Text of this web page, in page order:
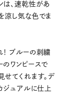
は、速乾性があ
涼し気な色でま
！ ブルーの刺繍
のワンピースで
せてくれます。デ
ジュアルに仕上